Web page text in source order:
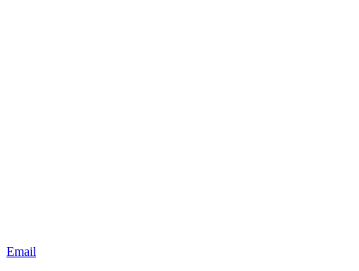
Email